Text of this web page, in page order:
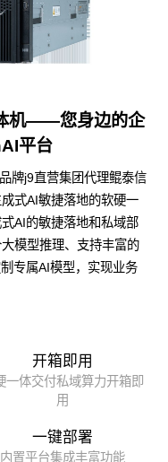
机——您身边的企
平台
牌j9直营集团代理鲲泰信
式AI敏捷落地的软硬一
AI的敏捷落地和私域部
模型推理、支持丰富的
专属AI模型，实现业务
开箱即用
一体交付私域算力开箱即
用
一键部署
内置平台集成丰富功能